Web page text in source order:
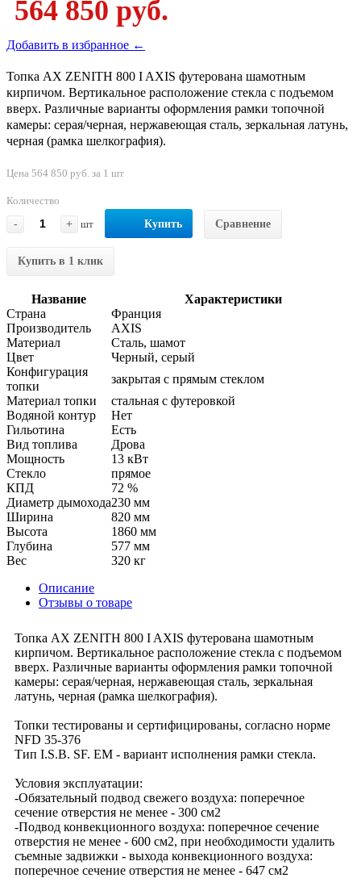
564 850 руб.
Добавить в избранное ←
Топка AX ZENITH 800 I AXIS футерована шамотным
кирпичом. Вертикальное расположение стекла с подъемом
вверх. Различные варианты оформления рамки топочной
камеры: серая/черная, нержавеющая сталь, зеркальная латунь,
черная (рамка шелкография).
Цена 564 850 руб. за 1 шт
Количество
-
+ шт Купить Сравнение
Купить в 1 клик
Название
Характеристики
Страна
Франция
Производитель
AXIS
Материал
Сталь, шамот
Цвет
Черный, серый
Конфигурация
топки
закрытая с прямым стеклом
Материал топки
стальная с футеровкой
Водяной контур
Нет
Гильотина
Есть
Вид топлива
Дрова
Мощность
13 кВт
Стекло
прямое
КПД
72 %
Диаметр дымохода230 мм
Ширина
820 мм
Высота
1860 мм
Глубина
577 мм
Вес
320 кг
Описание
Отзывы о товаре
Топка AX ZENITH 800 I AXIS футерована шамотным
кирпичом. Вертикальное расположение стекла с подъемом
вверх. Различные варианты оформления рамки топочной
камеры: серая/черная, нержавеющая сталь, зеркальная
латунь, черная (рамка шелкография).
Топки тестированы и сертифицированы, согласно норме
NFD 35-376
Тип I.S.B. SF. EM - вариант исполнения рамки стекла.
Условия эксплуатации:
-Обязательный подвод свежего воздуха: поперечное
сечение отверстия не менее - 300 см2
-Подвод конвекционного воздуха: поперечное сечение
отверстия не менее - 600 см2, при необходимости удалить
съемные задвижки - выхода конвекционного воздуха:
поперечное сечение отверстия не менее - 647 см2